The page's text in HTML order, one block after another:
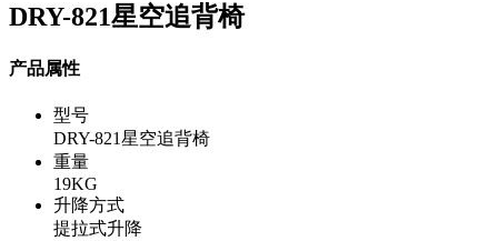
DRY-821星空追背椅
产品属性
型号
DRY-821星空追背椅
重量
19KG
升降方式
提拉式升降